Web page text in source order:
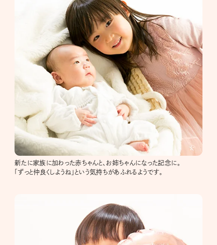
新たに家族に加わった赤ちゃんと、お姉ちゃんになった記念に。
「ずっと仲良くしようね」という気持ちがあふれるようです。